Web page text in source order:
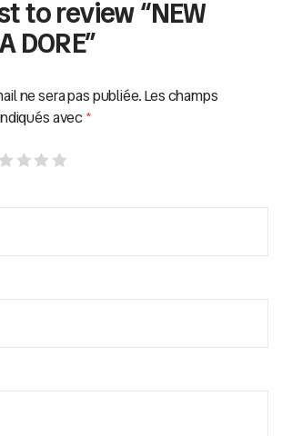
to review “NEW
DORE”
ne sera pas publiée.Les champs
avec *